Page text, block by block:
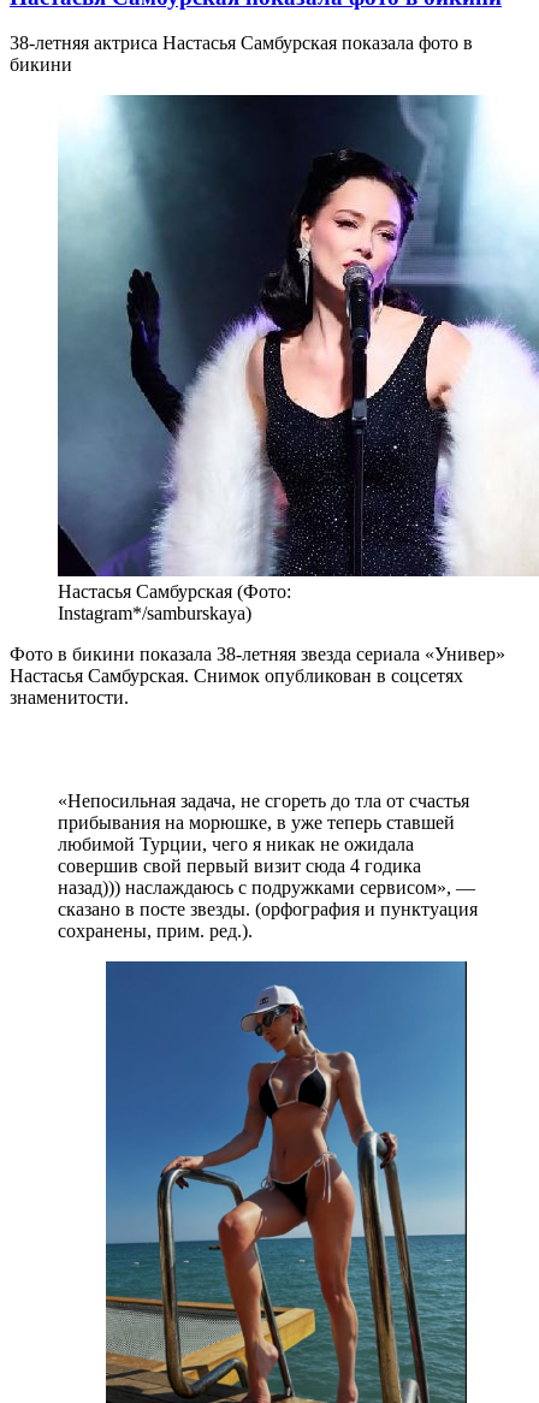
38-летняя актриса Настасья Самбурская показала фото в
бикини
Настасья Самбурская (Фото:
Instagram*/samburskaya)
Фото в бикини показала 38-летняя звезда сериала «Универ»
Настасья Самбурская. Снимок опубликован в соцсетях
знаменитости.
«Непосильная задача, не сгореть до тла от счастья
прибывания на морюшке, в уже теперь ставшей
любимой Турции, чего я никак не ожидала
совершив свой первый визит сюда 4 годика
назад))) наслаждаюсь с подружками сервисом», —
сказано в посте звезды. (орфография и пунктуация
сохранены, прим. ред.).